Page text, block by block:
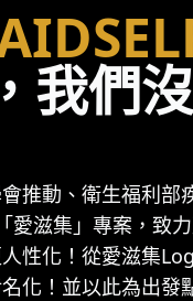
我們
推動、衛生福利部
愛滋集」專案，致
性化！從愛滋集
化！並以此為出發